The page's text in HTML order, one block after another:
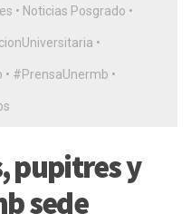
• Noticias Posgrado •
•
• #PrensaUnermb •
pupitres y
sede